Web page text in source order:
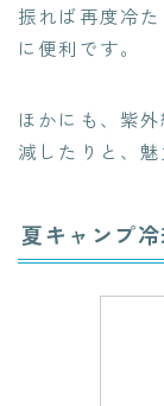
振れば再度冷
に便利です。
ほかにも、紫
減したりと、
夏キャンプ